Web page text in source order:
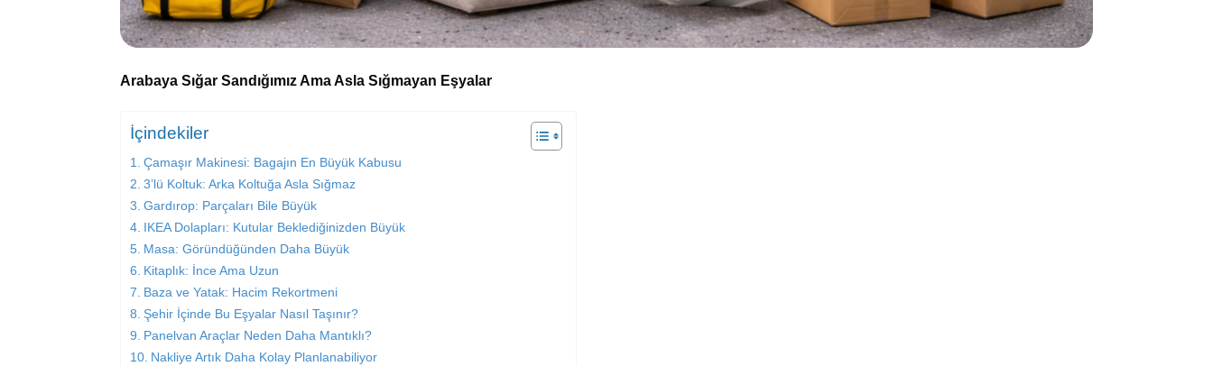
Arabaya Sığar Sandığımız Ama Asla Sığmayan Eşyalar
İçindekiler
Çamaşır Makinesi: Bagajın En Büyük Kabusu
3’lü Koltuk: Arka Koltuğa Asla Sığmaz
Gardırop: Parçaları Bile Büyük
IKEA Dolapları: Kutular Beklediğinizden Büyük
Masa: Göründüğünden Daha Büyük
Kitaplık: İnce Ama Uzun
Baza ve Yatak: Hacim Rekortmeni
Şehir İçinde Bu Eşyalar Nasıl Taşınır?
Panelvan Araçlar Neden Daha Mantıklı?
Nakliye Artık Daha Kolay Planlanabiliyor